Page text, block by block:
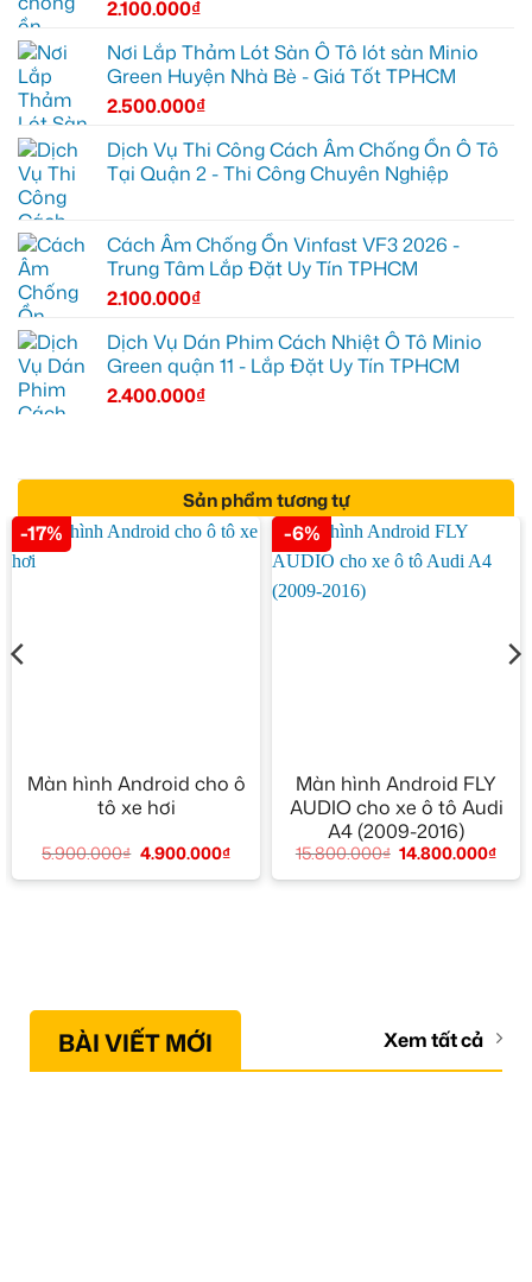
2.100.000₫
Nơi Lắp Thảm Lót Sàn Ô Tô lót sàn Minio
Green Huyện Nhà Bè - Giá Tốt TPHCM
2.500.000₫
Dịch Vụ Thi Công Cách Âm Chống Ồn Ô Tô
Tại Quận 2 - Thi Công Chuyên Nghiệp
Cách Âm Chống Ồn Vinfast VF3 2026 -
Trung Tâm Lắp Đặt Uy Tín TPHCM
2.100.000₫
Dịch Vụ Dán Phim Cách Nhiệt Ô Tô Minio
Green quận 11 - Lắp Đặt Uy Tín TPHCM
2.400.000₫
Sản phẩm tương tự
-17%
Màn hình Android cho ô
tô xe hơi
5.900.000₫ 4.900.000₫
-6%
Màn hình Android FLY
AUDIO cho xe ô tô Audi
A4 (2009-2016)
15.800.000₫ 14.800.000₫
BÀI VIẾT MỚI Xem tất cả